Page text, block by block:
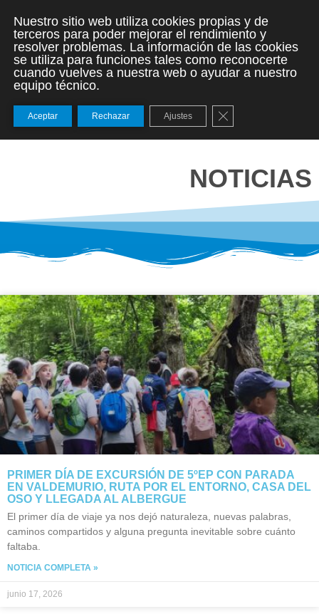
NOTICIAS
PRIMER DÍA DE EXCURSIÓN DE 5ºEP CON PARADA
EN VALDEMURIO, RUTA POR EL ENTORNO, CASA DEL
OSO Y LLEGADA AL ALBERGUE
El primer día de viaje ya nos dejó naturaleza, nuevas palabras,
caminos compartidos y alguna pregunta inevitable sobre cuánto
faltaba.
NOTICIA COMPLETA »
junio 17, 2026
Nuestro sitio web utiliza cookies propias y de
terceros para poder mejorar el rendimiento y
resolver problemas. La información de las cookies
se utiliza para funciones tales como reconocerte
cuando vuelves a nuestra web o ayudar a nuestro
equipo técnico.
Aceptar Rechazar Ajustes Cerrar el banner de